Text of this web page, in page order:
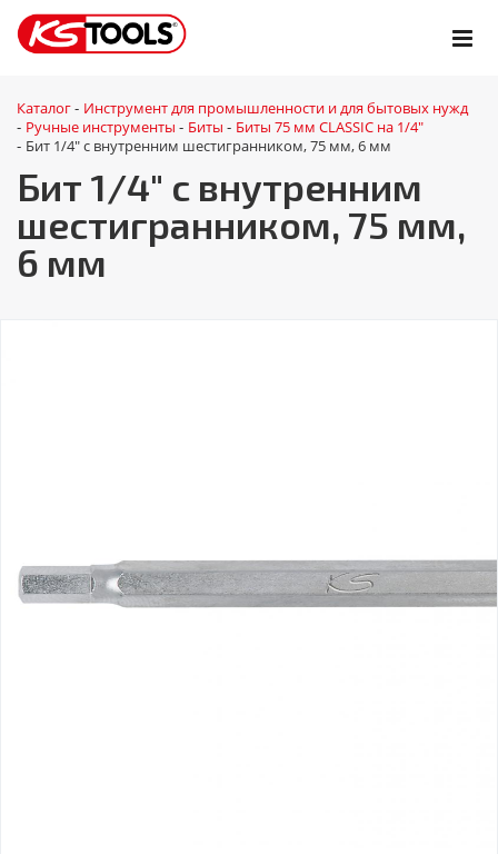
Каталог - Инструмент для промышленности и для бытовых нужд
- Ручные инструменты - Биты - Биты 75 мм CLASSIC на 1/4"
- Бит 1/4" с внутренним шестигранником, 75 мм, 6 мм
Бит 1/4" с внутренним
шестигранником, 75 мм,
6 мм